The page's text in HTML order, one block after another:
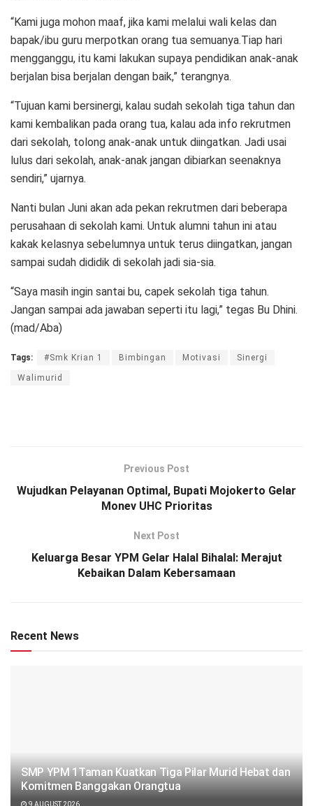
“Kami juga mohon maaf, jika kami melalui wali kelas dan
bapak/ibu guru merpotkan orang tua semuanya.Tiap hari
mengganggu, itu kami lakukan supaya pendidikan anak-anak
berjalan bisa berjalan dengan baik,” terangnya.
“Tujuan kami bersinergi, kalau sudah sekolah tiga tahun dan
kami kembalikan pada orang tua, kalau ada info rekrutmen
dari sekolah, tolong anak-anak untuk diingatkan. Jadi usai
lulus dari sekolah, anak-anak jangan dibiarkan seenaknya
sendiri,” ujarnya.
Nanti bulan Juni akan ada pekan rekrutmen dari beberapa
perusahaan di sekolah kami. Untuk alumni tahun ini atau
kakak kelasnya sebelumnya untuk terus diingatkan, jangan
sampai sudah dididik di sekolah jadi sia-sia.
“Saya masih ingin santai bu, capek sekolah tiga tahun.
Jangan sampai ada jawaban seperti itu lagi,” tegas Bu Dhini.
(mad/Aba)
Tags: #Smk Krian 1 Bimbingan Motivasi Sinergi
Walimurid
Previous Post
Wujudkan Pelayanan Optimal, Bupati Mojokerto Gelar
Monev UHC Prioritas
Next Post
Keluarga Besar YPM Gelar Halal Bihalal: Merajut
Kebaikan Dalam Kebersamaan
Recent News
SMP YPM 1Taman Kuatkan Tiga Pilar Murid Hebat dan
Komitmen Banggakan Orangtua
9 AUGUST 2026